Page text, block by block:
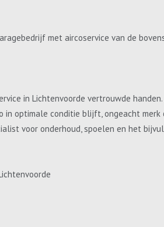
met aircoservice van de
in Lichtenvoorde vertrouwde
in optimale conditie blijft, ongeacht
voor onderhoud, spoelen en het